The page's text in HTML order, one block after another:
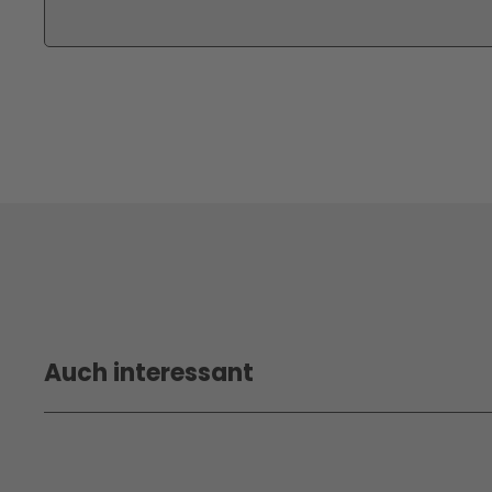
Auch interessant